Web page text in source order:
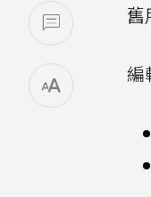
舊
編